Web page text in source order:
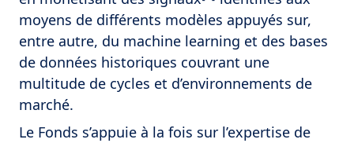
moyens de différents modèles appuyés sur,
entre autre, du machine learning et des bases
de données historiques couvrant une
multitude de cycles et d’environnements de
marché.
Le Fonds s’appuie à la fois sur l’expertise de